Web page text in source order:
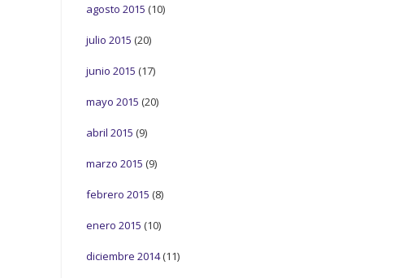
agosto 2015 (10)
julio 2015 (20)
junio 2015 (17)
mayo 2015 (20)
abril 2015 (9)
marzo 2015 (9)
febrero 2015 (8)
enero 2015 (10)
diciembre 2014(11)